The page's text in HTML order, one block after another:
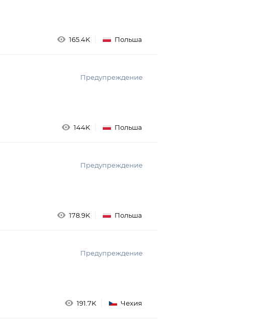
165.4K Польша
Предупреждение
144K Польша
Предупреждение
178.9K Польша
Предупреждение
191.7K Чехия